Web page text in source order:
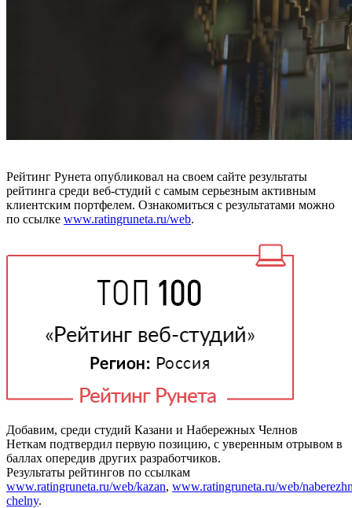
Рейтинг Рунета опубликовал на своем сайте результаты
рейтинга среди веб-студий с самым серьезным активным
клиентским портфелем. Ознакомиться с результатами можно
по ссылке www.ratingruneta.ru/web.
Добавим, среди студий Казани и Набережных Челнов
Неткам подтвердил первую позицию, с уверенным отрывом в
баллах опередив других разработчиков.
Результаты рейтингов по ссылкам
www.ratingruneta.ru/web/kazan, www.ratingruneta.ru/web/
chelny.